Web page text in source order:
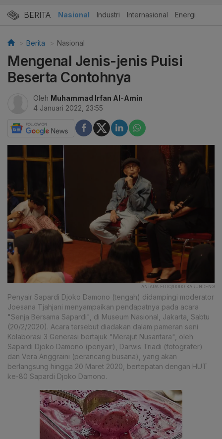
BERITA Nasional Industri Internasional Energi
Berita Nasional
Mengenal Jenis-jenis Puisi
Beserta Contohnya
Oleh Muhammad Irfan Al-Amin
4 Januari 2022, 23:55
ANTARA FOTO/DODO KARUNDENG
Penyair Sapardi Djoko Damono (tengah) didampingi moderator
Joesana Tjahjani menyampaikan pendapatnya pada acara
"Senja Bersama Sapardi", di Museum Nasional, Jakarta, Sabtu
(20/2/2020). Acara tersebut diadakan dalam pameran seni
Kolaborasi 3 Generasi bertajuk "Merajut Nusantara", oleh
Sapardi Djoko Damono (penyair), Darwis Triadi (fotografer)
dan Vera Anggraini (perancang busana), yang akan
berlangsung hingga 20 Maret 2020, bertepatan dengan HUT
ke-80 Sapardi Djoko Damono.